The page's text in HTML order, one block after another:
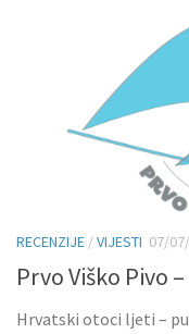
RECENZIJE /VIJESTI 07/
Prvo Viško Pivo
Hrvatski otoci ljeti –